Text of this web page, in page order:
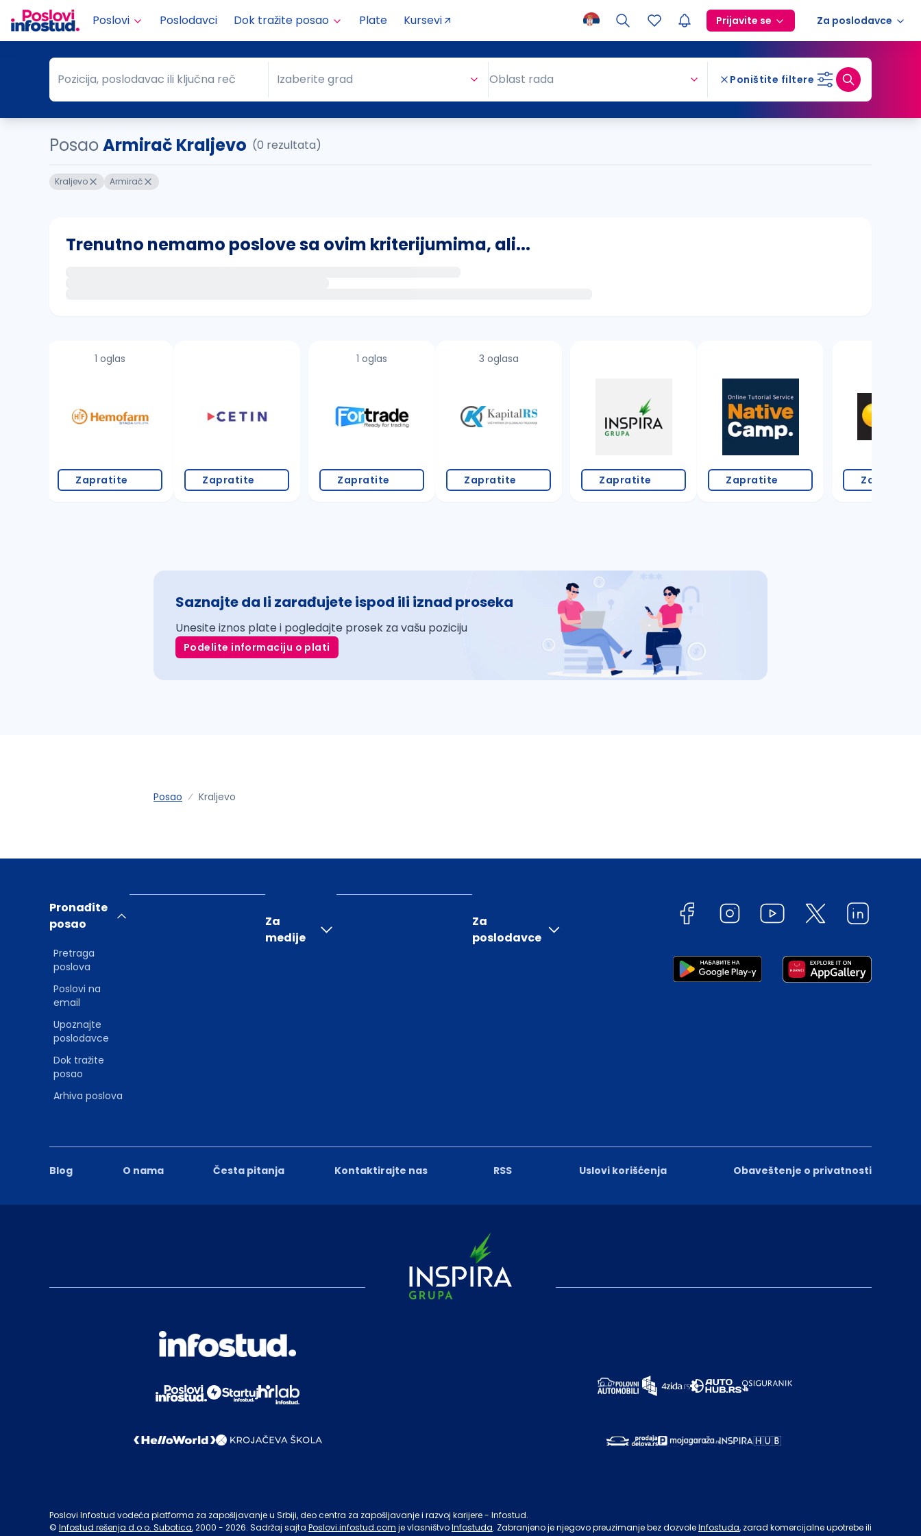
Poslovi Poslodavci Dok tražite posao Plate Kursevi Prijavite se Za poslodavce
Pozicija, poslodavac ili ključna reč
Pozicija, poslodavac ili ključna reč Grad
Izaberite grad Oblast rada Poništite filtere
PosaoArmirač Kraljevo (0 rezultata)
Kraljevo Armirač
Trenutno nemamo poslove sa ovim kriterijumima, ali...
proverite pravopisne greške (koristite č, ć, š, đ, ž, dž)
1 oglas
Zapratite Zapratite
1 oglas
Zapratite
3 oglasa
Zapratite Zapratite Zapratite Zapratite
Saznajte da li zarađujete ispod ili iznad proseka
Unesite iznos plate i pogledajte prosek za vašu poziciju
Podelite informaciju o plati
Posao Kraljevo
Blog O nama Česta pitanja Kontaktirajte nas RSS Uslovi korišćenja Obaveštenje o privatnosti
Pronađite
posao
Pretraga
poslova
Poslovi na
email
Upoznajte
poslodavce
Dok tražite
posao
Arhiva poslova
Za
medije
Za
poslodavce
Poslovi Infostud vodeća platforma za zapošljavanje u Srbiji, deo centra za zapošljavanje i razvoj karijere - Infostud.
© Infostud rešenja d.o.o. Subotica, 2000 - 2026. Sadržaj sajta Poslovi.infostud.com je vlasništvoInfostuda. Zabranjeno je njegovo preuzimanje bez dozvoleInfostuda, zarad komercijalne upotrebe ili